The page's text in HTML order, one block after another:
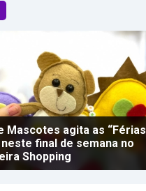
Mascotes agita as “Férias
final de semana no
Shopping